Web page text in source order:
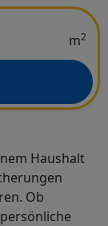
m2
Haushalt
Ob